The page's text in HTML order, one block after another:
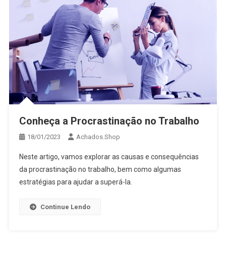
Conheça a Procrastinação no Trabalho
18/01/2023 Achados.Shop
Neste artigo, vamos explorar as causas e consequências
da procrastinação no trabalho, bem como algumas
estratégias para ajudar a superá-la.
Continue Lendo